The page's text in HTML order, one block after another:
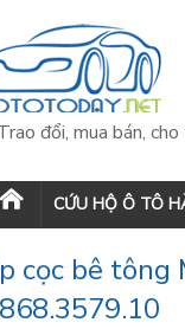
đổi, mua bán,
CỨU HỘ Ô TÔ
cọc bê tông